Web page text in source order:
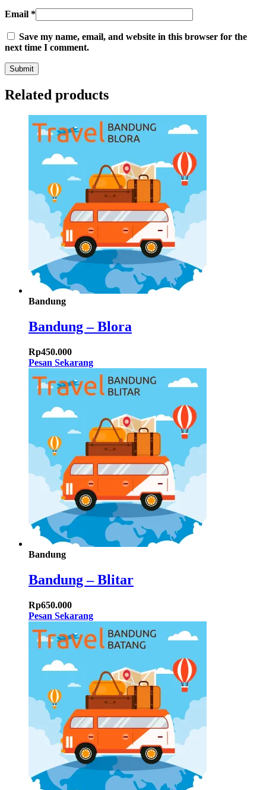
Email *
Save my name, email, and website in this browser for the
next time I comment.
Related products
Bandung
Bandung – Blora
Rp450.000
Pesan Sekarang
Bandung
Bandung – Blitar
Rp650.000
Pesan Sekarang